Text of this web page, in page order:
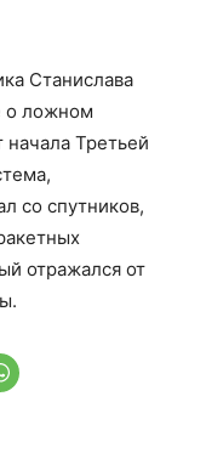
Станислава
о ложном
начала Третьей
со спутников,
отражался от